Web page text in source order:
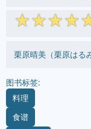
☆☆☆☆
栗原晴美（栗原はる
图书标签:
料理
食谱